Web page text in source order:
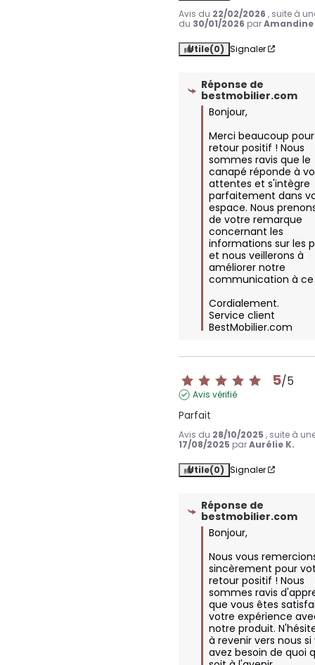
Avis du 22/02/2026 , suite à
du 30/01/2026 parAmandine
Utile(0) Signaler
Réponse de
bestmobilier.com
Bonjour,
Merci beaucoup
retour positif ! Nous
sommes ravis que le
canapé réponde à
attentes et s'intègre
parfaitement dans
espace. Nous
de votre remarque
concernant les
informations sur les
et nous veillerons à
améliorer notre
communication à
Cordialement.
Service client
BestMobilier.com
5/5
Avis vérifié
Parfait
Avis du 28/10/2025 , suite à
17/08/2025 parAurélie K.
Utile(0) Signaler
Réponse de
bestmobilier.com
Bonjour,
Nous vous
sincèrement pour
retour positif ! Nous
sommes ravis
que vous êtes
votre expérience
notre produit.
à revenir vers nous si
avez besoin de quoi